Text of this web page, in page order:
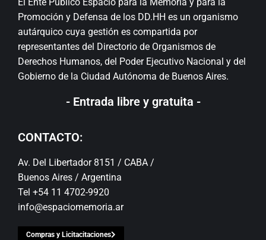
Promoción y Defensa de los DD.HH es un organismo
autárquico cuya gestión es compartida por
representantes del Directorio de Organismos de
Derechos Humanos, del Poder Ejecutivo Nacional y del
Gobierno de la Ciudad Autónoma de Buenos Aires.
- Entrada libre y gratuita -
CONTACTO:
Av. Del Libertador 8151 / CABA /
Buenos Aires / Argentina
Tel +54 11 4702-9920
info@espaciomemoria.ar
Compras y Licitacitaciones